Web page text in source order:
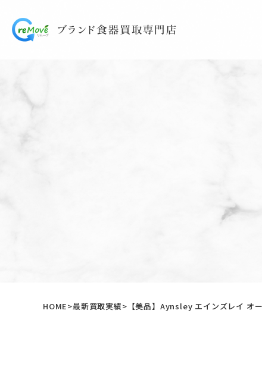
HOME 最新買取実績 【美品】Aynsley エインズレイ オ